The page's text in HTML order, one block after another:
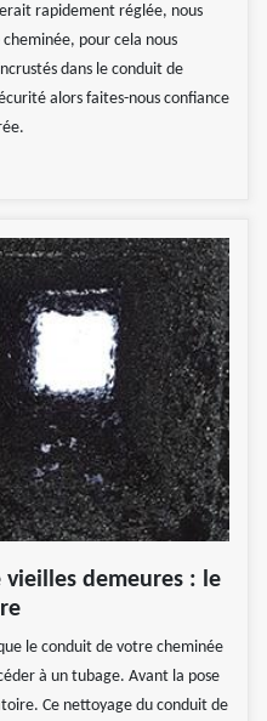
rapidement réglée, nous
pour cela nous
dans le conduit de
alors faites-nous confiance
vieilles demeures : le
le conduit de votre cheminée
à un tubage. Avant la pose
Ce nettoyage du conduit de